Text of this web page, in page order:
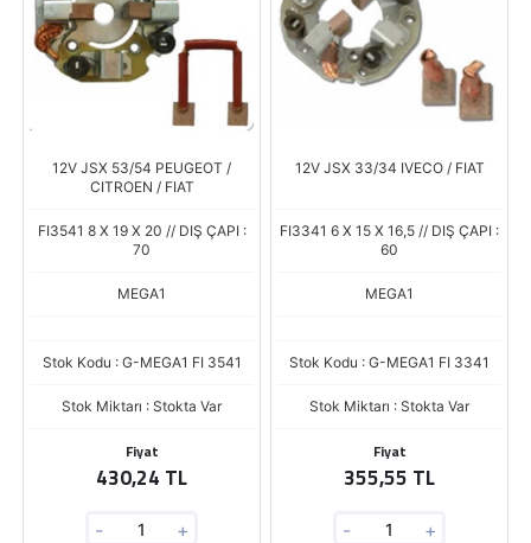
12V JSX 53/54 PEUGEOT /
CITROEN / FIAT
FI3541 8 X 19 X 20 // DIŞ ÇAPI :
70
MEGA1
Stok Kodu : G-MEGA1 FI 3541
Stok Miktarı : Stokta Var
Fiyat
430,24 TL
- +
12V JSX 33/34 IVECO / FIAT
FI3341 6 X 15 X 16,5 // DIŞ ÇAPI :
60
MEGA1
Stok Kodu : G-MEGA1 FI 3341
Stok Miktarı : Stokta Var
Fiyat
355,55 TL
- +